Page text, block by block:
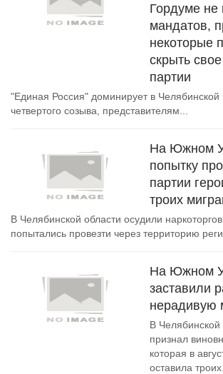
Гордуме не
мандатов,
некоторые
скрыть
партии
"Единая Россия" доминирует в Челябинской
четвертого созыва, представителям...
На Южном
попытку
партии
троих
В Челябинской области осудили
попытались провезти через территорию
На Южном
заставили
нерадивую
В Челябинской
признал
которая в
оставила